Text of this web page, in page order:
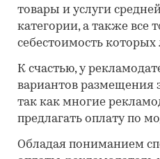
товары и услуги
категории, а также все
себестоимость которых
К счастью, у
вариантов
так как многие
предлагать оплату по
Обладая пониманием